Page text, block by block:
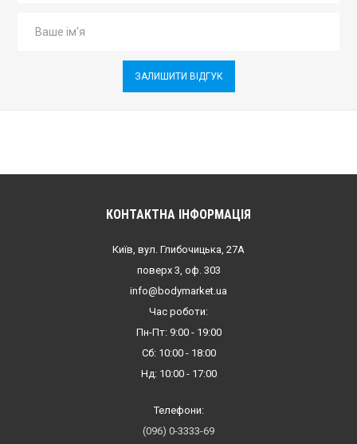
ЗАЛИШИТИ ВІДГУК
КОНТАКТНА ІНФОРМАЦІЯ
Київ, вул. Глибочицька, 27А
поверх 3, оф. 303
info@bodymarket.ua
Час роботи:
Пн-Пт: 9:00 - 19:00
Сб: 10:00 - 18:00
Нд: 10:00 - 17:00
Телефони:
(096) 0-3333-69